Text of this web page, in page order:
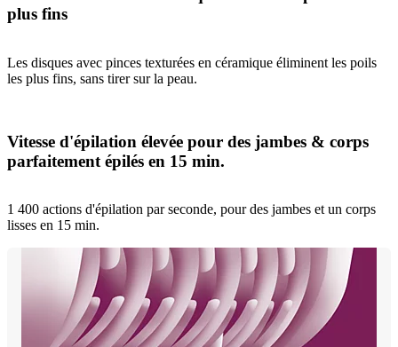
plus fins
Les disques avec pinces texturées en céramique éliminent les poils
les plus fins, sans tirer sur la peau.
Vitesse d'épilation élevée pour des jambes & corps
parfaitement épilés en 15 min.
1 400 actions d'épilation par seconde, pour des jambes et un corps
lisses en 15 min.